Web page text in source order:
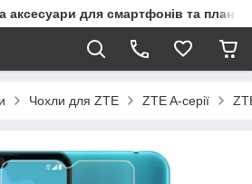
для смартфонів та
Чохли для ZTE ZTE A-серії